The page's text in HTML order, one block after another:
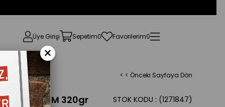
Üye Girişi Sepetim0 Favorilerim0
< < Önceki Sayfaya Dön
EXTRA DEM 320gr (1271847)
STOK KODU
×